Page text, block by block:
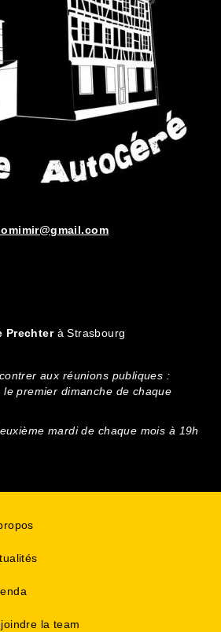
Prechterà Strasbourg
aux réunions publiques :
le premier dimanche de chaque
mardi de chaque mois à 19h
la team